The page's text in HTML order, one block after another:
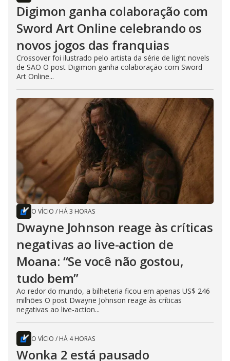
Digimon ganha colaboração com
Sword Art Online celebrando os
novos jogos das franquias
Crossover foi ilustrado pelo artista da série de light novels
de SAO O post Digimon ganha colaboração com Sword
Art Online...
O VÍCIO / HÁ 3 HORAS
Dwayne Johnson reage às críticas
negativas ao live-action de
Moana: “Se você não gostou,
tudo bem”
Ao redor do mundo, a bilheteria ficou em apenas US$ 246
milhões O post Dwayne Johnson reage às críticas
negativas ao live-action...
O VÍCIO / HÁ 4 HORAS
Wonka 2 está pausado